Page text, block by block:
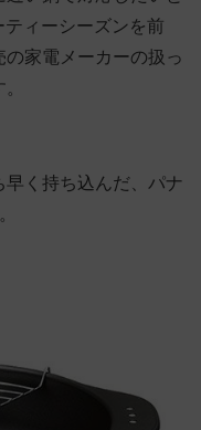
ィーシーズンを前
家電メーカーの扱っ
早く持ち込んだ、パナ